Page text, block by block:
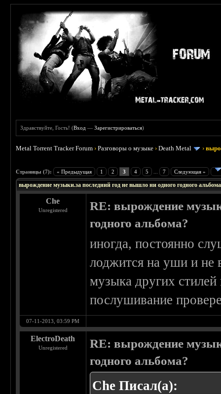
Здравствуйте, Гость! (Вход —Зарегистрироваться)
Metal Torrent Tracker Forum ›Разговоры о музыке ›Death Metal ›
Страницы (7): « Предыдущая 1 2 3 4 5 7 Следующая »
вырождение музыки.за последний год не вышло ни одного годного
Che
Unregistered
RE: вырождение
годного альбома?
иногда, постоянно
лоджится на уши и не
музыка других
послушивание
07-11-2013, 03:59 PM
ElectroDeath
Unregistered
RE: вырождение
годного альбома?
Che Писал(а):